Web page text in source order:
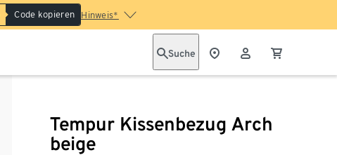
Code kopieren Hinweis*
Suche
Tempur Kissenbezug Arch
beige